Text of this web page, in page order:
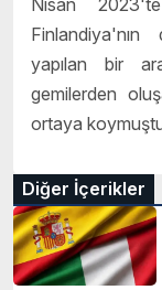
Finlandiya'nın
yapılan bir
gemilerden
ortaya
Diğer İçerikler